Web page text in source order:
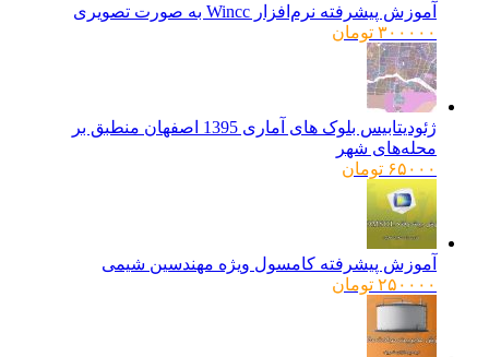
آموزش پیشرفته نرم‌افزار Wincc به صورت تصویری
۳۰۰۰۰۰ تومان
ژئودیتابیس بلوک های آماری 1395 اصفهان منطبق بر
محله‌های شهر
۶۵۰۰۰ تومان
آموزش پیشرفته کامسول ویژه مهندسین شیمی
۲۵۰۰۰۰ تومان